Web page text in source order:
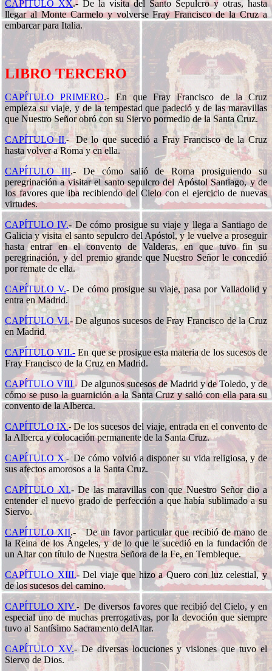
CAPÍTULO XX.- De la visita del Santo Sepulcro y otras, hasta
llegar al Monte Carmelo y volverse Fray Francisco de la Cruz a
embarcar para Italia.
LIBRO TERCERO
CAPÍTULO PRIMERO.-En que Fray Francisco de la Cruz
empieza su viaje, y de la tempestad que padeció y de las maravillas
que Nuestro Señor obró con su Siervo pormedio de la Santa Cruz.
CAPÍTULO II.- De lo que sucedió a Fray Francisco de la Cruz
hasta volver a Roma y en ella.
CAPÍTULO III.-De cómo salió de Roma prosiguiendo su
peregrinación a visitar el santo sepulcro del Apóstol Santiago, y de
los favores que iba recibiendo del Cielo con el ejercicio de nuevas
virtudes.
CAPÍTULO IV.- De cómo prosigue su viaje y llega a Santiago de
Galicia y visita el santo sepulcro del Apóstol, y le vuelve a proseguir
hasta entrar en el convento de Valderas, en que tuvo fin su
peregrinación, y del premio grande que Nuestro Señor le concedió
por remate de ella.
CAPÍTULO V.- De cómo prosigue su viaje, pasa por Valladolid y
entra en Madrid.
CAPÍTULO VI.-De algunos sucesos de Fray Francisco de la Cruz
en Madrid.
CAPÍTULO VII.- En que se prosigue esta materia de los sucesos de
Fray Francisco de la Cruz en Madrid.
CAPÍTULO VIII.- De algunos sucesos de Madrid y de Toledo, y de
cómo se puso la guarnición a la Santa Cruz y salió con ella para su
convento de la Alberca.
CAPÍTULO IX.-De los sucesos del viaje, entrada en el convento de
la Alberca y colocación permanente de la Santa Cruz.
CAPÍTULO X.-De cómo volvió a disponer su vida religiosa, y de
sus afectos amorosos a la Santa Cruz.
CAPÍTULO XI.-De las maravillas con que Nuestro Señor dio a
entender el nuevo grado de perfección a que había sublimado a su
Siervo.
CAPÍTULO XII.-De un favor particular que recibió de mano de
la Reina de los Ángeles, y de lo que le sucedió en la fundación de
un Altar con título de Nuestra Señora de la Fe, en Tembleque.
CAPÍTULO XIII.-Del viaje que hizo a Quero con luz celestial, y
de los sucesos del camino.
CAPÍTULO XIV.- De diversos favores que recibió del Cielo, y en
especial uno de muchas prerrogativas, por la devoción que siempre
tuvo al Santísimo Sacramento delAltar.
CAPÍTULO XV.-De diversas locuciones y visiones que tuvo el
Siervo de Dios.